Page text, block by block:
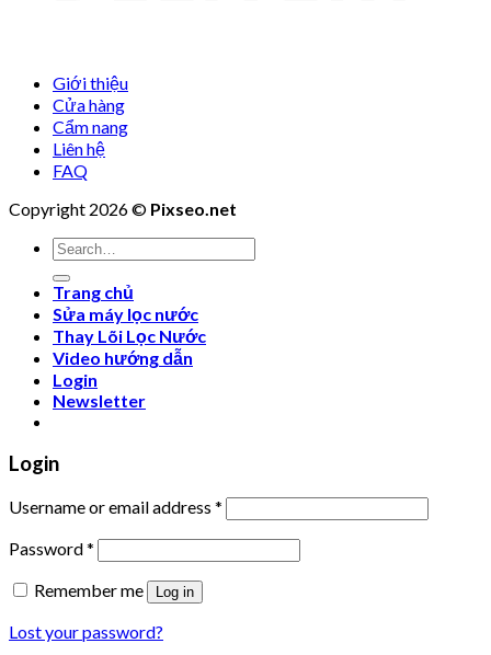
Giới thiệu
Cửa hàng
Cẩm nang
Liên hệ
FAQ
Copyright 2026 © Pixseo.net
Search
for:
Trang chủ
Sửa máy lọc nước
Thay Lõi Lọc Nước
Video hướng dẫn
Login
Newsletter
Login
Username or email address *
Password*
Remember me
Log in
Lost your password?